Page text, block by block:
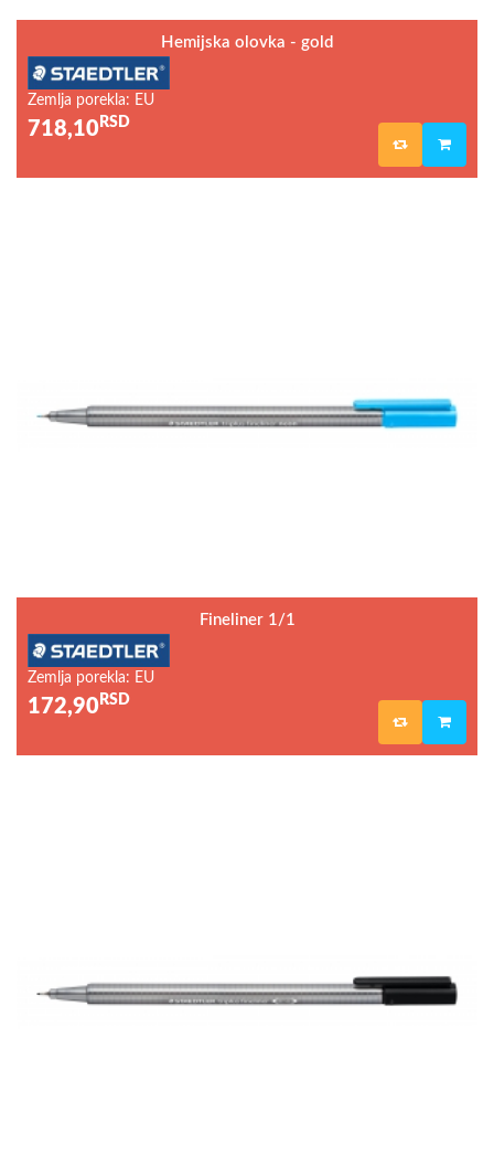
Hemijska olovka - gold
Zemlja porekla: EU
718,10 RSD
Fineliner 1/1
Zemlja porekla: EU
172,90 RSD